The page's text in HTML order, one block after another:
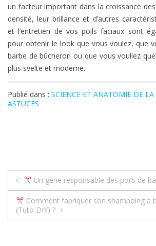
un facteur important dans la croissance
densité, leur brillance et d’autres
et l’entretien de vos poils faciaux sont
pour obtenir le look que vous voulez, que
barbe de bûcheron ou que vous vouliez
plus svelte et moderne.
Publié dans : SCIENCE ET ANATOMIE DE
ASTUCES
Navigation
de
l’article
Un gène responsable des poils de
Comment fabriquer son shampoing à
(Tuto DIY) ?